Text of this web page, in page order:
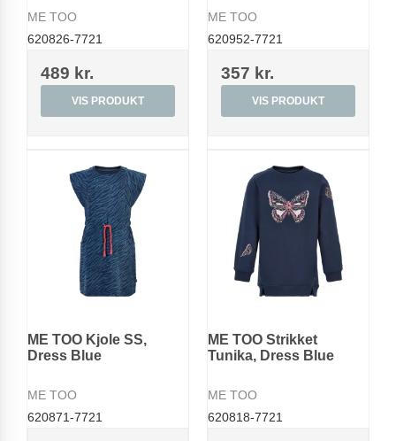
ME TOO
620826-7721
489 kr.
VIS PRODUKT
ME TOO
620952-7721
357 kr.
VIS PRODUKT
ME TOO Kjole SS,
Dress Blue
ME TOO
620871-7721
ME TOO Strikket
Tunika, Dress Blue
ME TOO
620818-7721